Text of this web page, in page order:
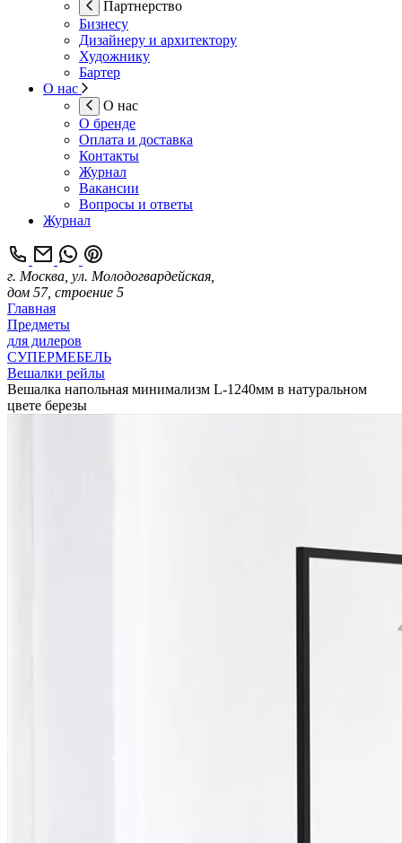
Партнерство
Бизнесу
Дизайнеру и архитектору
Художнику
Бартер
О нас
О нас
О бренде
Оплата и доставка
Контакты
Журнал
Вакансии
Вопросы и ответы
Журнал
г. Москва, ул. Молодогвардейская,
дом 57, строение 5
Главная
Предметы
для дилеров
СУПЕРМЕБЕЛЬ
Вешалки рейлы
Вешалка напольная минимализм L-1240мм в натуральном
цвете березы